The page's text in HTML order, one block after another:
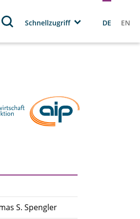
Schnellzugriff DE EN
S. Spengler